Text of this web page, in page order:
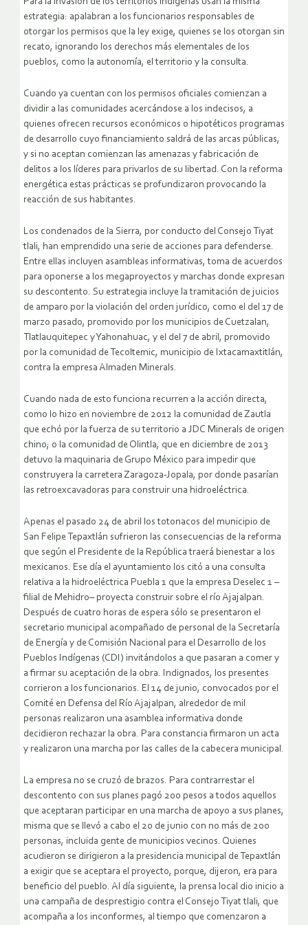
estrategia: apalabran a los funcionarios responsables de
otorgar los permisos que la ley exige, quienes se los otorgan sin
recato, ignorando los derechos más elementales de los
pueblos, como la autonomía, el territorio y la consulta.
Cuando ya cuentan con los permisos oficiales comienzan a
dividir a las comunidades acercándose a los indecisos, a
quienes ofrecen recursos económicos o hipotéticos programas
de desarrollo cuyo financiamiento saldrá de las arcas públicas,
y si no aceptan comienzan las amenazas y fabricación de
delitos a los líderes para privarlos de su libertad. Con la reforma
energética estas prácticas se profundizaron provocando la
reacción de sus habitantes.
Los condenados de la Sierra, por conducto del Consejo Tiyat
tlali, han emprendido una serie de acciones para defenderse.
Entre ellas incluyen asambleas informativas, toma de acuerdos
para oponerse a los megaproyectos y marchas donde expresan
su descontento. Su estrategia incluye la tramitación de juicios
de amparo por la violación del orden jurídico, como el del 17 de
marzo pasado, promovido por los municipios de Cuetzalan,
Tlatlauquitepec y Yahonahuac, y el del 7 de abril, promovido
por la comunidad de Tecoltemic, municipio de Ixtacamaxtitlán,
contra la empresa Almaden Minerals.
Cuando nada de esto funciona recurren a la acción directa,
como lo hizo en noviembre de 2012 la comunidad de Zautla
que echó por la fuerza de su territorio a JDC Minerals de origen
chino; o la comunidad de Olintla, que en diciembre de 2013
detuvo la maquinaria de Grupo México para impedir que
construyera la carretera Zaragoza-Jopala, por donde pasarían
las retroexcavadoras para construir una hidroeléctrica.
Apenas el pasado 24 de abril los totonacos del municipio de
San Felipe Tepaxtlán sufrieron las consecuencias de la reforma
que según el Presidente de la República traerá bienestar a los
mexicanos. Ese día el ayuntamiento los citó a una consulta
relativa a la hidroeléctrica Puebla 1 que la empresa Deselec 1 –
filial de Mehidro– proyecta construir sobre el río Ajajalpan.
Después de cuatro horas de espera sólo se presentaron el
secretario municipal acompañado de personal de la Secretaría
de Energía y de Comisión Nacional para el Desarrollo de los
Pueblos Indígenas (CDI) invitándolos a que pasaran a comer y
a firmar su aceptación de la obra. Indignados, los presentes
corrieron a los funcionarios. El 14 de junio, convocados por el
Comité en Defensa del Río Ajajalpan, alrededor de mil
personas realizaron una asamblea informativa donde
decidieron rechazar la obra. Para constancia firmaron un acta
y realizaron una marcha por las calles de la cabecera municipal.
La empresa no se cruzó de brazos. Para contrarrestar el
descontento con sus planes pagó 200 pesos a todos aquellos
que aceptaran participar en una marcha de apoyo a sus planes,
misma que se llevó a cabo el 20 de junio con no más de 200
personas, incluida gente de municipios vecinos. Quienes
acudieron se dirigieron a la presidencia municipal de Tepaxtlán
a exigir que se aceptara el proyecto, porque, dijeron, era para
beneficio del pueblo. Al día siguiente, la prensa local dio inicio a
una campaña de desprestigio contra el Consejo Tiyat tlali, que
acompaña a los inconformes, al tiempo que comenzaron a